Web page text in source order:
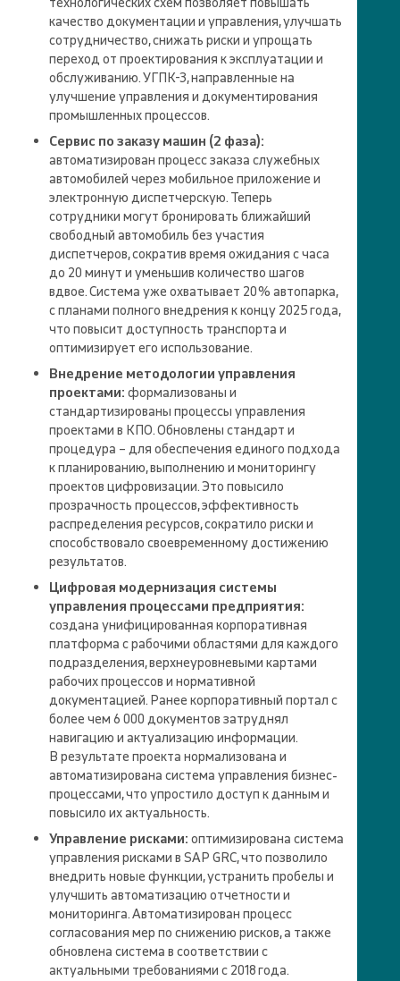
качество документации и управления, улучшать
сотрудничество, снижать риски и упрощать
переход от проектирования к эксплуатации и
обслуживанию. УГПК-3, направленные на
улучшение управления и документирования
промышленных процессов.
Сервис по заказу машин (2 фаза):
автоматизирован процесс заказа служебных
автомобилей через мобильное приложение и
электронную диспетчерскую. Теперь
сотрудники могут бронировать ближайший
свободный автомобиль без участия
диспетчеров, сократив время ожидания с часа
до 20 минут и уменьшив количество шагов
вдвое. Система уже охватывает 20 % автопарка,
с планами полного внедрения к концу 2025 года,
что повысит доступность транспорта и
оптимизирует его использование.
Внедрение методологии управления
проектами:формализованы и
стандартизированы процессы управления
проектами в КПО. Обновлены стандарт и
процедура – для обеспечения единого подхода
к планированию, выполнению и мониторингу
проектов цифровизации. Это повысило
прозрачность процессов, эффективность
распределения ресурсов, сократило риски и
способствовало своевременному достижению
результатов.
Цифровая модернизация системы
управления процессами предприятия:
создана унифицированная корпоративная
платформа с рабочими областями для каждого
подразделения, верхнеуровневыми картами
рабочих процессов и нормативной
документацией. Ранее корпоративный портал с
более чем 6 000 документов затруднял
навигацию и актуализацию информации.
В результате проекта нормализована и
автоматизирована система управления бизнес-
процессами, что упростило доступ к данным и
повысило их актуальность.
Управление рисками:оптимизирована система
управления рисками в SAP GRC, что позволило
внедрить новые функции, устранить пробелы и
улучшить автоматизацию отчетности и
мониторинга. Автоматизирован процесс
согласования мер по снижению рисков, а также
обновлена система в соответствии с
актуальными требованиями с 2018 года.